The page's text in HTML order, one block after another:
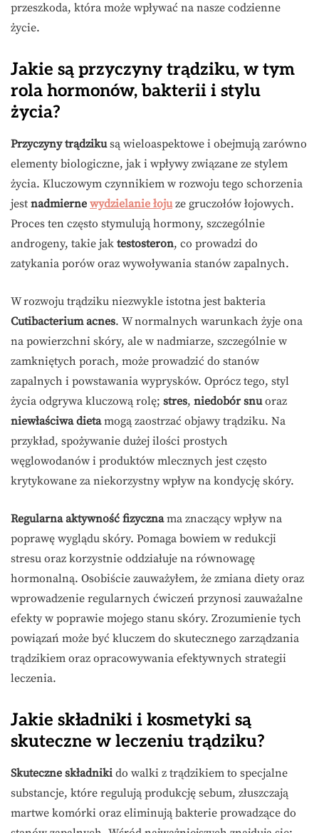
przeszkoda, która może wpływać na nasze codzienne
życie.
Jakie są przyczyny trądziku, w tym
rola hormonów, bakterii i stylu
życia?
Przyczyny trądzikusą wieloaspektowe i obejmują zarówno
elementy biologiczne, jak i wpływy związane ze stylem
życia. Kluczowym czynnikiem w rozwoju tego schorzenia
jest nadmierne wydzielanie łojuze gruczołów łojowych.
Proces ten często stymulują hormony, szczególnie
androgeny, takie jak testosteron, co prowadzi do
zatykania porów oraz wywoływania stanów zapalnych.
W rozwoju trądziku niezwykle istotna jest bakteria
Cutibacterium acnes. W normalnych warunkach żyje ona
na powierzchni skóry, ale w nadmiarze, szczególnie w
zamkniętych porach, może prowadzić do stanów
zapalnych i powstawania wyprysków. Oprócz tego, styl
życia odgrywa kluczową rolę; stres, niedobór snuoraz
niewłaściwa dietamogą zaostrzać objawy trądziku. Na
przykład, spożywanie dużej ilości prostych
węglowodanów i produktów mlecznych jest często
krytykowane za niekorzystny wpływ na kondycję skóry.
Regularna aktywność fizycznama znaczący wpływ na
poprawę wyglądu skóry. Pomaga bowiem w redukcji
stresu oraz korzystnie oddziałuje na równowagę
hormonalną. Osobiście zauważyłem, że zmiana diety oraz
wprowadzenie regularnych ćwiczeń przynosi zauważalne
efekty w poprawie mojego stanu skóry. Zrozumienie tych
powiązań może być kluczem do skutecznego zarządzania
trądzikiem oraz opracowywania efektywnych strategii
leczenia.
Jakie składniki i kosmetyki są
skuteczne w leczeniu trądziku?
Skuteczne składniki do walki z trądzikiem to specjalne
substancje, które regulują produkcję sebum, złuszczają
martwe komórki oraz eliminują bakterie prowadzące do